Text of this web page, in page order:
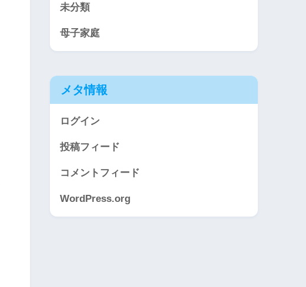
未分類
母子家庭
メタ情報
ログイン
投稿フィード
コメントフィード
WordPress.org